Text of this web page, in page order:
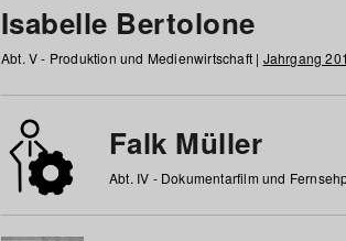
Isabelle Bertolone
Abt. V - Produktion und Medienwirtschaft | Jahrgang
Falk Müller
Abt. IV - Dokumentarfilm und